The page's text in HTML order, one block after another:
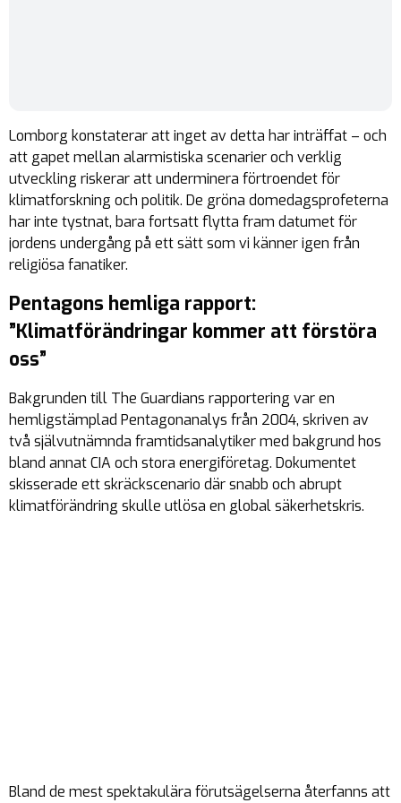
Lomborg konstaterar att inget av detta har inträffat – och
att gapet mellan alarmistiska scenarier och verklig
utveckling riskerar att underminera förtroendet för
klimatforskning och politik. De gröna domedagsprofeterna
har inte tystnat, bara fortsatt flytta fram datumet för
jordens undergång på ett sätt som vi känner igen från
religiösa fanatiker.
Pentagons hemliga rapport:
”Klimatförändringar kommer att förstöra
oss”
Bakgrunden till The Guardians rapportering var en
hemligstämplad Pentagonanalys från 2004, skriven av
två självutnämnda framtidsanalytiker med bakgrund hos
bland annat CIA och stora energiföretag. Dokumentet
skisserade ett skräckscenario där snabb och abrupt
klimatförändring skulle utlösa en global säkerhetskris.
Bland de mest spektakulära förutsägelserna återfanns att